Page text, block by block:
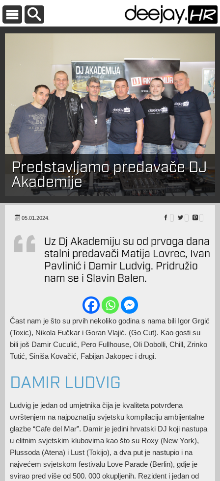
Predstavljamo predavače DJ
Akademije
05.01.2024.
Uz Dj Akademiju su od prvoga dana
stalni predavači Matija Lovrec, Ivan
Pavlinić i Damir Ludvig. Pridružio
nam se i Slavin Balen.
Čast nam je što su prvih nekoliko godina s nama bili Igor Grgić
(Toxic), Nikola Fučkar i Goran Vlajić. (Go Cut). Kao gosti su
bili još Damir Cuculić, Pero Fullhouse, Oli Dobolli, Chill, Zrinko
Tutić, Siniša Kovačić, Fabijan Jakopec i drugi.
DAMIR LUDVIG
Ludvig je jedan od umjetnika čija je kvaliteta potvrđena
uvrštenjem na najpoznatiju svjetsku kompilaciju ambijentalne
glazbe “Cafe del Mar”. Damir je jedini hrvatski DJ koji nastupa
u elitnim svjetskim klubovima kao što su Roxy (New York),
Plussoda (Atena) i Lust (Tokijo), a dva put je nastupio i na
najvećem svjetskom festivalu Love Parade (Berlin), gdje je
svirao pred više od 500. 000 okupljenih. Rezident i jedan od